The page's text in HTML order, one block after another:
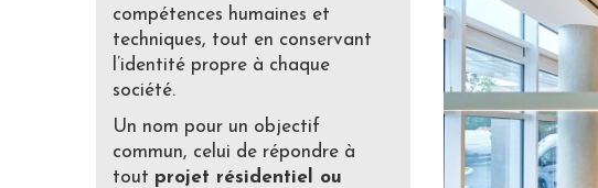
compétences humaines et
techniques, tout en conservant
l’identité propre à chaque
société.
Un nom pour un objectif
commun, celui de répondre à
tout projet résidentiel ou